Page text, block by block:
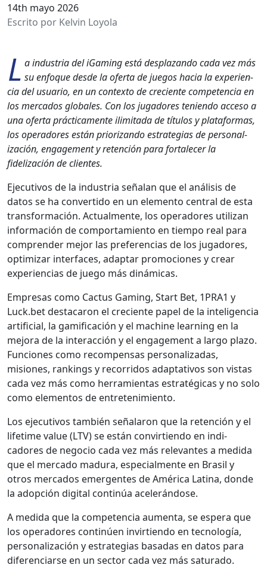
14th mayo 2026
Escrito por Kelvin Loyola
L a indus­tria del iGam­ing está desplazan­do cada vez más
su enfoque des­de la ofer­ta de jue­gos hacia la expe­ri­en­
cia del usuario, en un con­tex­to de cre­ciente com­pe­ten­cia en
los mer­ca­dos glob­ales. Con los jugadores tenien­do acce­so a
una ofer­ta prác­ti­ca­mente ilim­i­ta­da de títu­los y platafor­mas,
los oper­adores están pri­or­izan­do estrate­gias de per­son­al­
ización, engage­ment y reten­ción para for­t­ale­cer la
fidelización de clientes.
Ejec­u­tivos de la indus­tria señalan que el análi­sis de
datos se ha con­ver­tido en un ele­men­to cen­tral de esta
trans­for­ma­ción. Actual­mente, los oper­adores uti­lizan
infor­ma­ción de com­por­tamien­to en tiem­po real para
com­pren­der mejor las pref­er­en­cias de los jugadores,
opti­mizar inter­faces, adap­tar pro­mo­ciones y crear
expe­ri­en­cias de juego más dinámi­cas.
Empre­sas como Cac­tus Gam­ing, Start Bet, 1PRA1 y
Luck.bet destac­aron el cre­ciente papel de la inteligen­cia
arti­fi­cial, la gam­i­fi­cación y el machine learn­ing en la
mejo­ra de la inter­ac­ción y el engage­ment a largo pla­zo.
Fun­ciones como rec­om­pen­sas per­son­al­izadas,
misiones, rank­ings y recor­ri­dos adap­ta­tivos son vis­tas
cada vez más como her­ramien­tas estratég­i­cas y no solo
como ele­men­tos de entreten­imien­to.
Los ejec­u­tivos tam­bién señalaron que la reten­ción y el
life­time val­ue (LTV) se están con­vir­tien­do en indi­
cadores de nego­cio cada vez más rel­e­vantes a medi­da
que el mer­ca­do madu­ra, espe­cial­mente en Brasil y
otros mer­ca­dos emer­gentes de Améri­ca Lati­na, donde
la adop­ción dig­i­tal con­tinúa acel­erán­dose.
A medi­da que la com­pe­ten­cia aumen­ta, se espera que
los oper­adores con­tinúen invir­tien­do en tec­nología,
per­son­al­ización y estrate­gias basadas en datos para
difer­en­cia­rse en un sec­tor cada vez más sat­u­ra­do.